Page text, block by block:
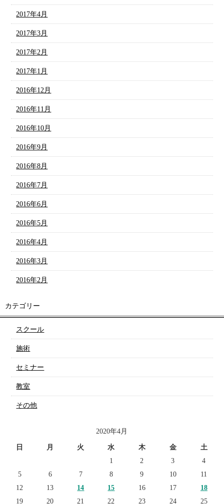
2017年4月
2017年3月
2017年2月
2017年1月
2016年12月
2016年11月
2016年10月
2016年9月
2016年8月
2016年7月
2016年6月
2016年5月
2016年4月
2016年3月
2016年2月
カテゴリー
スクール
施術
セミナー
教室
その他
2020年4月
日 月 火 水 木 金
土
1
2 3
4
5
6 7 8 9 10
11
12
13 14 15 16 17
18
19
20 21 22 23 24 25